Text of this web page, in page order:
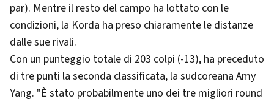
par). Mentre il resto del campo ha lottato con le
condizioni, la Korda ha preso chiaramente le distanze
dalle sue rivali.
Con un punteggio totale di 203 colpi (-13), ha preceduto
di tre punti la seconda classificata, la sudcoreana Amy
Yang. "È stato probabilmente uno dei tre migliori round